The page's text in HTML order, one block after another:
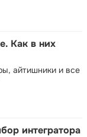
Как в них
айтишники и все
интегратора